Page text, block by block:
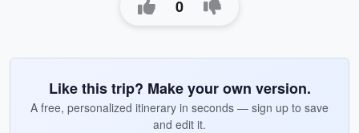
0
Like this trip? Make your own version.
A free, personalized itinerary in seconds — sign up to save
and edit it.